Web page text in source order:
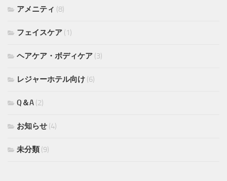
アメニティ (8)
フェイスケア (1)
ヘアケア・ボディケア (3)
レジャーホテル向け (6)
Q＆A (2)
お知らせ (4)
未分類 (9)